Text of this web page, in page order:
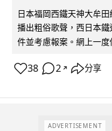
日本福岡西鐵天神大牟
播出粗俗歌聲，西日本
件並考慮報案。網上一度
38 2 ↗ 分享
ADVERTISEMENT